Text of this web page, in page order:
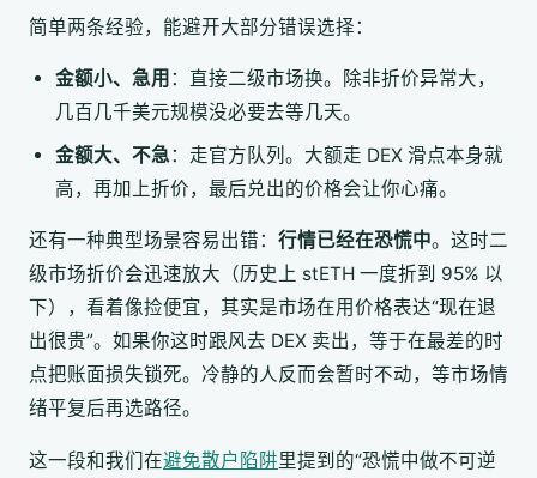
简单两条经验，能避开大部分错误选择：
金额小、急用 ：直接二级市场换。除非折价异常大，
几百几千美元规模没必要去等几天。
金额大、不急：走官方队列。大额走 DEX 滑点本身就
高，再加上折价，最后兑出的价格会让你心痛。
还有一种典型场景容易出错： 行情已经在恐慌中。这时二
级市场折价会迅速放大（历史上 stETH 一度折到 95% 以
下），看着像捡便宜，其实是市场在用价格表达“现在退
出很贵”。如果你这时跟风去 DEX 卖出，等于在最差的时
点把账面损失锁死。冷静的人反而会暂时不动，等市场情
绪平复后再选路径。
这一段和我们在避免散户陷阱里提到的“恐慌中做不可逆